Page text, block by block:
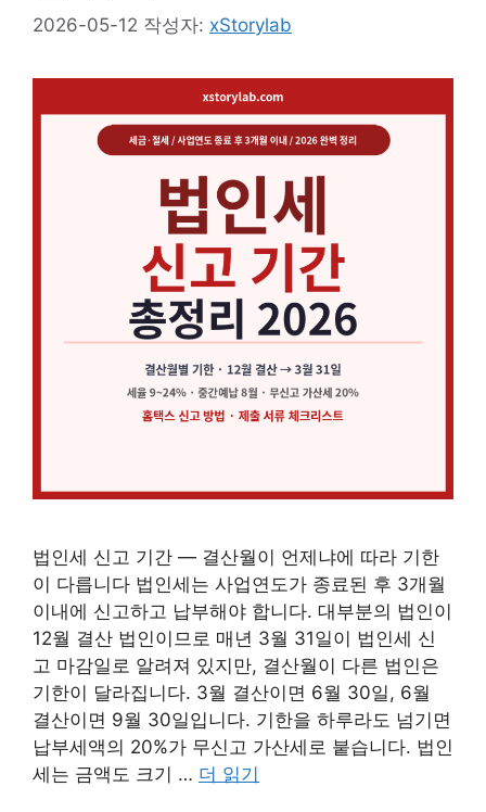
2026-05-12 작성자: xStorylab
법인세 신고 기간 — 결산월이 언제냐에 따라 기한
이 다릅니다 법인세는 사업연도가 종료된 후 3개월
이내에 신고하고 납부해야 합니다. 대부분의 법인이
12월 결산 법인이므로 매년 3월 31일이 법인세 신
고 마감일로 알려져 있지만, 결산월이 다른 법인은
기한이 달라집니다. 3월 결산이면 6월 30일, 6월
결산이면 9월 30일입니다. 기한을 하루라도 넘기면
납부세액의 20%가 무신고 가산세로 붙습니다. 법인
세는 금액도 크기 … 더 읽기